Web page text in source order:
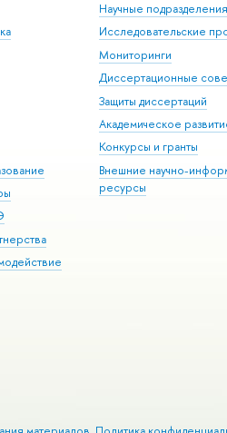
Научные подразделения
Исследовательские
Мониторинги
Диссертационные
Защиты диссертаций
Академическое
Конкурсы и гранты
Внешние научно-
ресурсы